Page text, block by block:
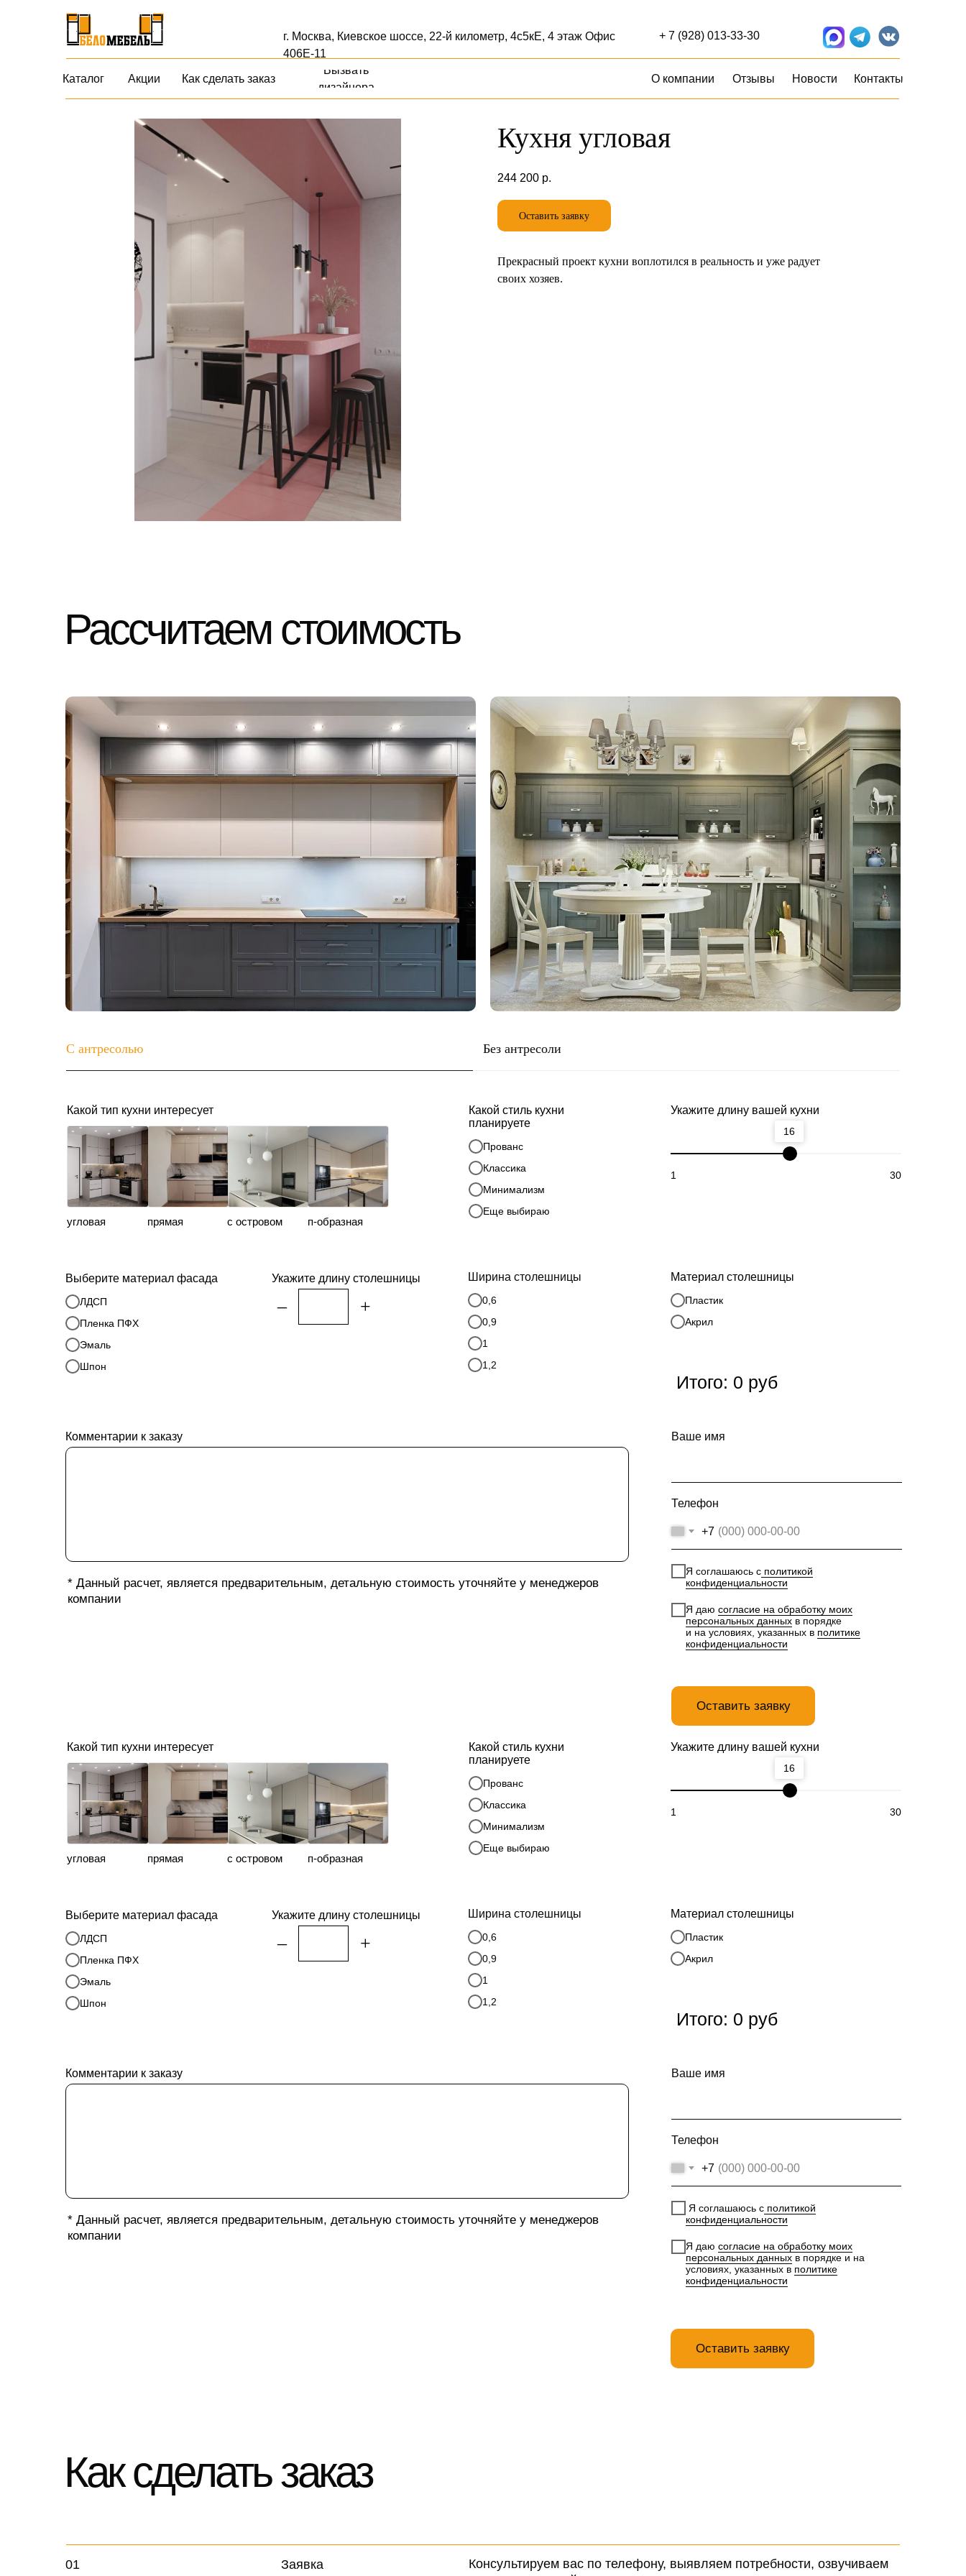
г. Москва, Киевское шоссе, 22-й километр, 4с5кЕ, 4 этаж Офис
406Е-11
+ 7 (928) 013-33-30
Каталог Акции Как сделать заказ
Вызвать
дизайнера
О компании Отзывы Новости Контакты
Кухня угловая
244 200 р.
Оставить заявку
Прекрасный проект кухни воплотился в реальность и уже радует
своих хозяев.
Рассчитаем стоимость
С антресолью Без антресоли
Ваше имя
Телефон
+7
Я соглашаюсь с политикой
конфиденциальности
Я даю согласие на обработку моих
персональных данных в порядке
и на условиях, указанных в политике
конфиденциальности
Укажите длину вашей кухни
16
1 30
Материал столешницы
Пластик
Акрил
Комментарии к заказу
Выберите материал фасада
ЛДСП
Пленка ПФХ
Эмаль
Шпон
Итого: 0 руб
Ширина столешницы
0,6
0,9
1
1,2
* Данный расчет, является предварительным, детальную стоимость уточняйте у менеджеров
компании
Какой тип кухни интересует
угловая прямая с островом п-образная
Какой стиль кухни
планируете
Прованс
Классика
Минимализм
Еще выбираю
Укажите длину столешницы
– +
Оставить заявку
Укажите длину вашей кухни
16
1 30
Материал столешницы
Пластик
Акрил
Комментарии к заказу
Итого: 0 руб
Ваше имя
Телефон
+7
Я соглашаюсь с политикой
конфиденциальности
Я даю согласие на обработку моих
персональных данных в порядке и на
условиях, указанных в политике
конфиденциальности
* Данный расчет, является предварительным, детальную стоимость уточняйте у менеджеров
компании
Какой тип кухни интересует
угловая прямая с островом п-образная
Какой стиль кухни
планируете
Прованс
Классика
Минимализм
Еще выбираю
Укажите длину столешницы
– +
Выберите материал фасада
ЛДСП
Пленка ПФХ
Эмаль
Шпон
Ширина столешницы
0,6
0,9
1
1,2
Оставить заявку
Как сделать заказ
01 Заявка
Консультируем вас по телефону, выявляем потребности, озвучиваем